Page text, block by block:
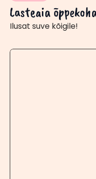
Lasteaia
Ilusat suve kõigile!